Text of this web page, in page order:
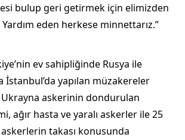
bulup geri getirmek için elimizden
eden herkese minnettarız.”
ev sahipliğinde Rusya ile
İstanbul’da yapılan müzakereler
askerinin dondurulan
ağır hasta ve yaralı askerler ile 25
takası konusunda